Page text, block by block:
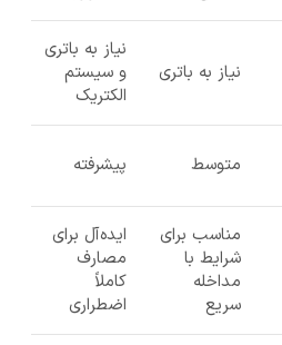
نیاز به باتری
نیاز به باتری
و سیستم
الکتریک
متوسط پیشرفته
مناسب برای
شرایط با
مداخله
سریع
ایده‌آل برای
مصارف
کاملاً
اضطراری